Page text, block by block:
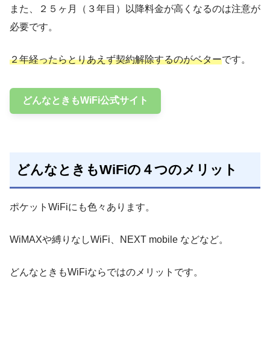
また、２５ヶ月（３年目）以降料金が高くなるのは注意が
必要です。
２年経ったらとりあえず契約解除するのがベターです。
どんなときもWiFi公式サイト
どんなときもWiFiの４つのメリット
ポケットWiFiにも色々あります。
WiMAXや縛りなしWiFi、NEXT mobile などなど。
どんなときもWiFiならではのメリットです。